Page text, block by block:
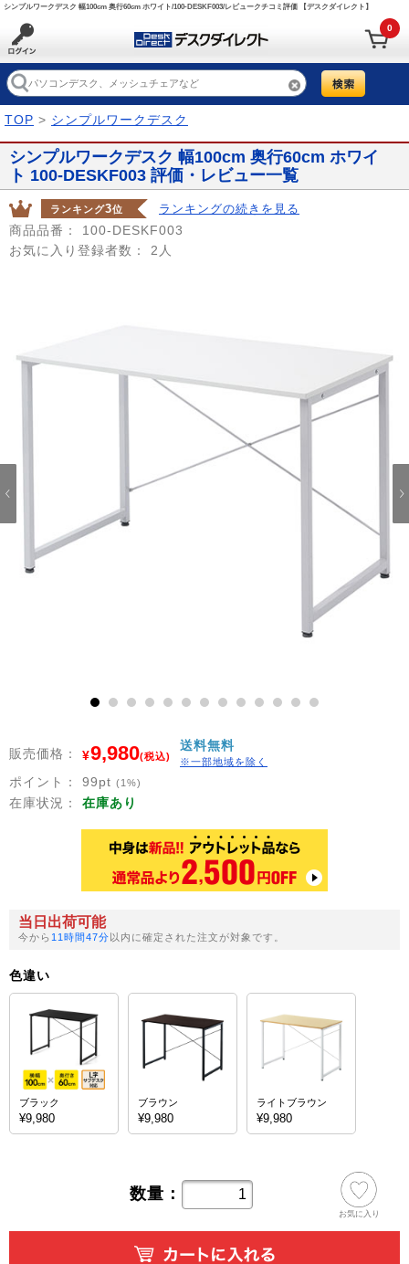
シンプルワークデスク 幅100cm 奥行60cm ホワイト/100-DESKF003/レビュークチコミ評価 【デスクダイレクト】
0
TOP > シンプルワークデスク
シンプルワークデスク 幅100cm 奥行60cm ホワイ
ト 100-DESKF003 評価・レビュー一覧
ランキング3位 ランキングの続きを見る
商品品番：
100-DESKF003
お気に入り登録者数：
2人
10 11 12
販売価格： ¥9,980(税込)
送料無料
※一部地域を除く
ポイント： 99pt (1%)
在庫状況： 在庫あり
当日出荷可能
今から 11時間47分以内に確定された注文が対象です。
色違い
ブラック
¥9,980
ブラウン
¥9,980
ライトブラウン
¥9,980
数量：
お気に入り